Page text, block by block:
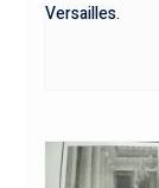
Versailles.